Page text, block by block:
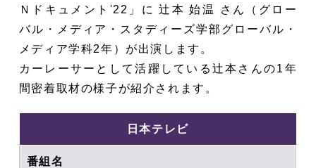
Ｎドキュメント'22」に 辻本 始温 さん（グロー
バル・メディア・スタディーズ学部グローバル・
メディア学科2年）が出演します。
カーレーサーとして活躍している辻本さんの1年
間密着取材の様子が紹介されます。
日本テレビ
番組名